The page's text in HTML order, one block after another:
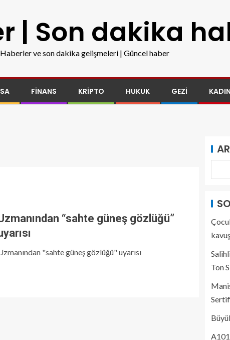
| Son dakika
Haberler ve son dakika gelişmeleri | Güncel haber
FINANS KRIPTO HUKUK GEZI KADIN
“sahte güneş gözlüğü”
"sahte güneş gözlüğü" uyarısı
Ton